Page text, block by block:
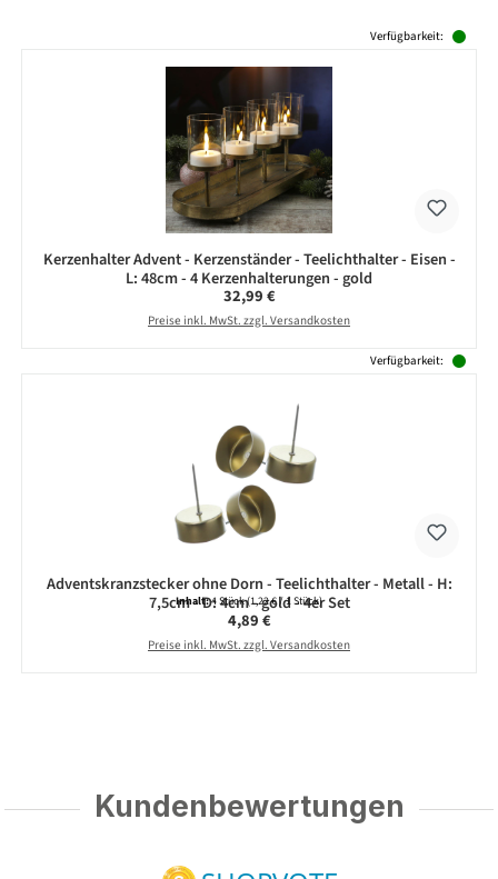
Verfügbarkeit:
Kerzenhalter Advent - Kerzenständer - Teelichthalter - Eisen -
L: 48cm - 4 Kerzenhalterungen - gold
Regulärer Preis:
32,99 €
Preise inkl. MwSt. zzgl. Versandkosten
Verfügbarkeit:
Adventskranzstecker ohne Dorn - Teelichthalter - Metall - H:
7,5cm - D: 4cm - gold - 4er Set
Inhalt:4 Stück(1,22 € / 1 Stück)
Regulärer Preis:
4,89 €
Preise inkl. MwSt. zzgl. Versandkosten
Kundenbewertungen